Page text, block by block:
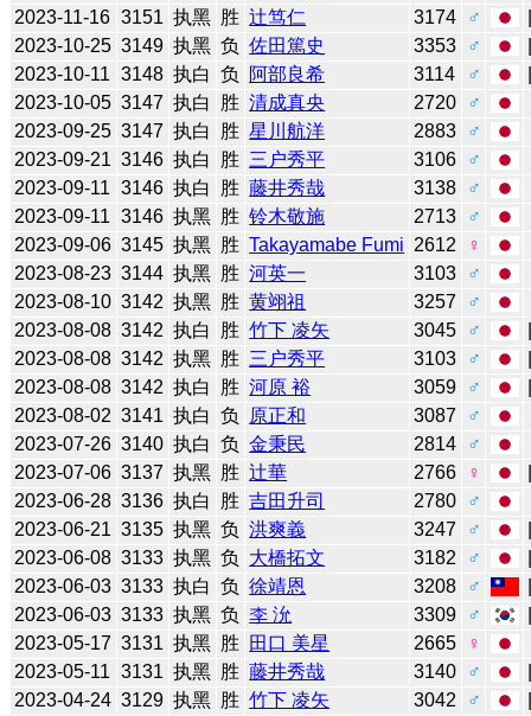
2023-11-16 3151 执黑 胜 辻笃仁 3174 ♂
2023-10-25 3149 执黑 负 佐田篤史 3353 ♂
2023-10-11 3148 执白 负 阿部良希 3114 ♂
2023-10-05 3147 执白 胜 清成真央 2720
♂
2023-09-25 3147 执白 胜 星川航洋 2883
♂
2023-09-21 3146 执白 胜 三户秀平 3106
♂
2023-09-11 3146 执白 胜 藤井秀哉 3138
♂
2023-09-11 3146 执黑 胜 铃木敬施 2713
♂
2023-09-06 3145 执黑 胜 Takayamabe Fumi 2612
♀
2023-08-23 3144 执黑 胜 河英一 3103
♂
2023-08-10 3142 执黑 胜 黄翊祖 3257
♂
2023-08-08 3142 执白 胜 竹下 凌矢 3045 ♂
2023-08-08 3142 执黑 胜 三户秀平 3103 ♂
2023-08-08 3142 执白 胜 河原 裕 3059 ♂
2023-08-02 3141 执白 负 原正和 3087
♂
2023-07-26 3140 执白 负 金秉民 2814
♂
2023-07-06 3137 执黑 胜 辻華 2766 ♀
2023-06-28 3136 执白 胜 吉田升司 2780
♂
2023-06-21 3135 执黑 负 洪爽義 3247 ♂
2023-06-08 3133 执黑 负 大橋拓文 3182 ♂
2023-06-03 3133 执白 负 徐靖恩 3208 ♂
2023-06-03 3133 执黑 负 李 沇 3309 ♂
2023-05-17 3131 执黑 胜 田口 美星 2665
♀
2023-05-11 3131 执黑 胜 藤井秀哉 3140 ♂
2023-04-24 3129 执黑 胜 竹下 凌矢 3042 ♂